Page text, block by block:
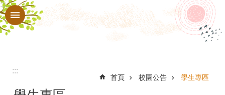
跳到主要內容區塊
進
認
:::
:::
首頁 校園公告 學生專區